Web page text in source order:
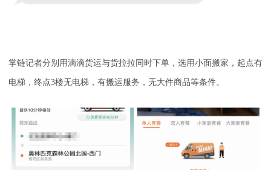
掌链记者分别用滴滴货运与货拉拉同时下单，选用小面搬家，起点有
电梯，终点3楼无电梯，有搬运服务，无大件商品等条件。